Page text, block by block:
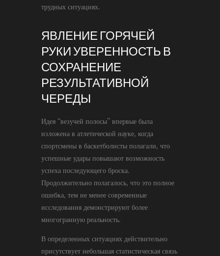
трудных ситуациях.
ЯВЛЕНИЕ ГОРЯЧЕЙ
РУКИ УВЕРЕННОСТЬ В
СОХРАНЕНИЕ
РЕЗУЛЬТАТИВНОЙ
ЧЕРЕДЫ
Идея “везучей полосы” впервые была
изложена в атлетической науке, когда
спортсмены в баскетболисты полагали, что
успешные удары повышают возможность
успеха последующего броска.
Продолжительно полагалось, что это полное
ошибка, тем не менее современные
исследования демонстрируют более
многогранную реальность.
В определенных ситуациях действительно
присутствует небольшая статистическая связь